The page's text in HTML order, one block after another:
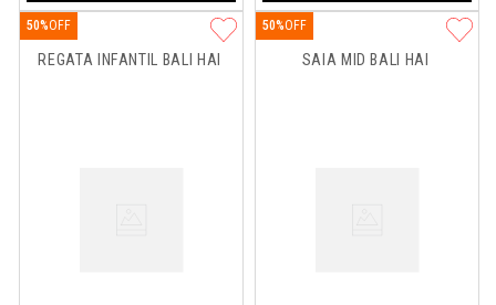
REGATA INFANTIL BALI HAI
50%
SAIA MID BALI HAI
50%